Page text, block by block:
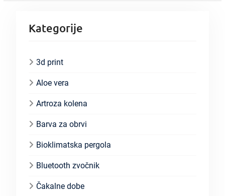
Kategorije
3d print
Aloe vera
Artroza kolena
Barva za obrvi
Bioklimatska pergola
Bluetooth zvočnik
Čakalne dobe